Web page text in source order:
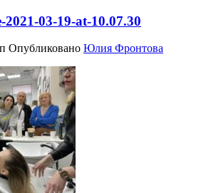
03-19-at-10.07.30
Опубликовано Юлия Фронтова